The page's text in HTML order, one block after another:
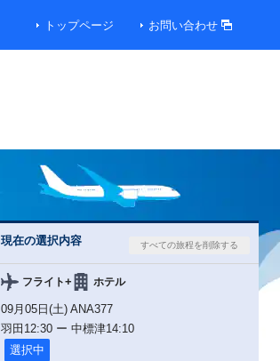
トップページ お問い合わせ
現在の選択内容
フライト+ ホテル
09月05日(土) ANA377
羽田 12:30 ー 中標津14:10
選択中